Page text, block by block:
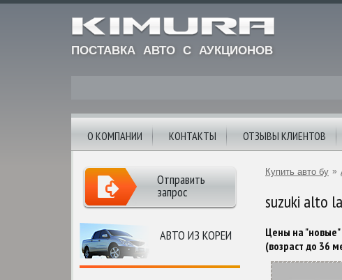
ПОСТАВКА АВТО С АУКЦИОНОВ
О КОМПАНИИ КОНТАКТЫ ОТЗЫВЫ КЛИЕНТОВ
АВТО ИЗ КОРЕИ
Отправить
запрос
Купить авто бу »
suzuki alto
Цены на
(возраст до 36